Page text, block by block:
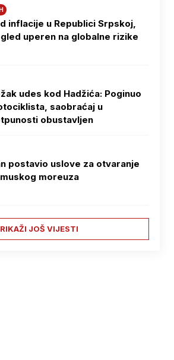
inflacije u Republici Srpskoj,
uperen na globalne rizike
udes kod Hadžića: Poginuo
saobraćaj u
obustavljen
postavio uslove za otvaranje
moreuza
JOŠ VIJESTI